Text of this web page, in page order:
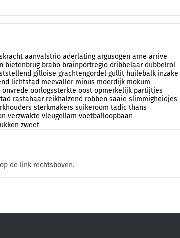
aanvalstrio aderlating argusogen arne arrive
bietenbrug brabo brainportregio dribbelaar dubbelrol
gilloise grachtengordel gullit huilebalk inzake
lichtstad meevaller minus moerdijk mokum
onvrede oorlogssterkte oost opmerkelijk partijtjes
rastahaar reikhalzend robben saaie slimmigheidjes
sterkmakers suikeroom tadic thans
verzwakte vleugellam voetballoopbaan
zweet
de link rechtsboven.